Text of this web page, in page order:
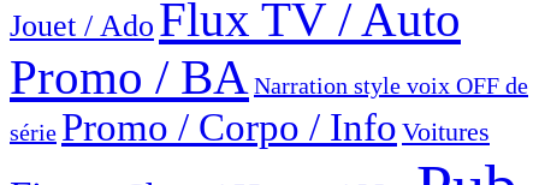
Jouet / Ado Flux TV / Auto
Promo / BA Narration style voix OFF de
série Promo / Corpo / Info Voitures